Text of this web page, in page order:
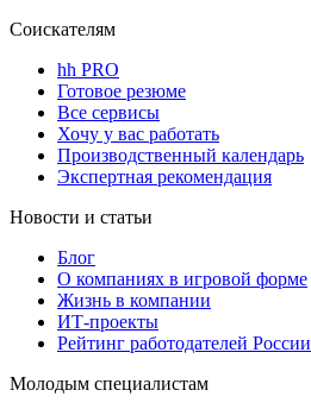
Соискателям
hh PRO
Готовое резюме
Все сервисы
Хочу у вас работать
Производственный календарь
Экспертная рекомендация
Новости и статьи
Блог
О компаниях в игровой форме
Жизнь в компании
ИТ-проекты
Рейтинг работодателей России
Молодым специалистам